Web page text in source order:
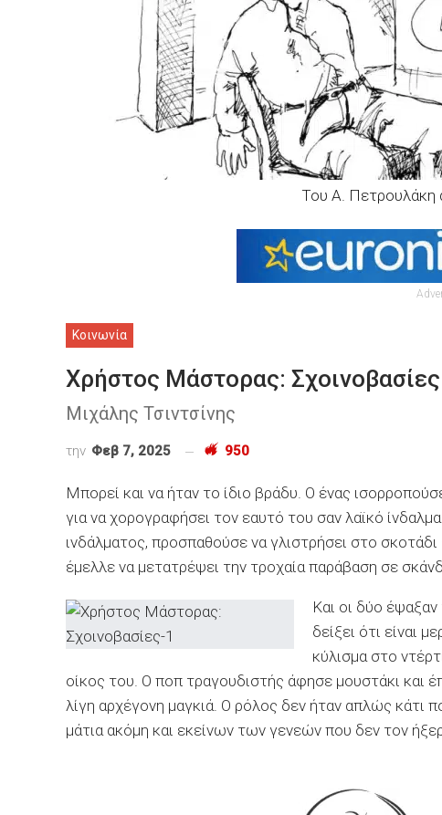
Του Α.
Κοινωνία
Χρήστος Μάστορας: Σχοινοβασίες
Μιχάλης Τσιντσίνης
την Φεβ 7, 2025 950
Μπορεί και να ήταν το ίδιο βράδυ. Ο ένας
για να χορογραφήσει τον εαυτό του σαν λαϊκό
ινδάλματος, προσπαθούσε να γλιστρήσει στο
έμελλε να μετατρέψει την τροχαία παράβαση σε
Και οι δύο
δείξει ότι είναι
κύλισμα στο
οίκος του. Ο ποπ τραγουδιστής άφησε μουστάκι και
λίγη αρχέγονη μαγκιά. Ο ρόλος δεν ήταν απλώς κάτι
μάτια ακόμη και εκείνων των γενεών που δεν τον